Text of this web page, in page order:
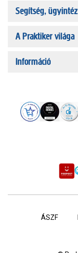
Segítség,
A Praktiker világa
Információ
ÁSZF